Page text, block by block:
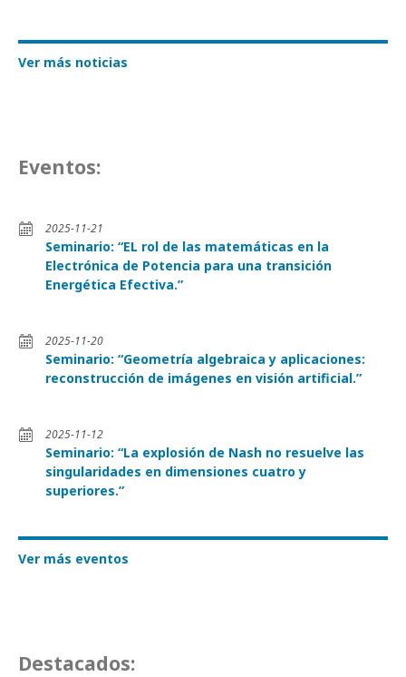
Ver más noticias
Eventos:
2025-11-21
Seminario: “EL rol de las matemáticas en la
Electrónica de Potencia para una transición
Energética Efectiva.”
2025-11-20
Seminario: “Geometría algebraica y aplicaciones:
reconstrucción de imágenes en visión artificial.”
2025-11-12
Seminario: “La explosión de Nash no resuelve las
singularidades en dimensiones cuatro y
superiores.”
Ver más eventos
Destacados: